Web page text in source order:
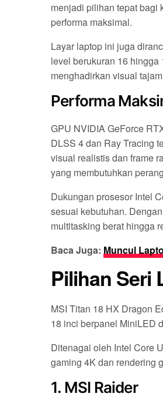
menjadi pilihan tepat bagi
performa maksimal.
Layar laptop ini juga
level berukuran 16
menghadirkan visual
Performa
GPU NVIDIA GeForce
DLSS 4 dan Ray Tracing
visual realistis dan frame
yang membutuhkan
Dukungan prosesor Intel
sesuai kebutuhan.
multitasking berat hingga
Baca Juga: Muncul
Pilihan Seri
MSI Titan 18 HX Dragon
18 inci berpanel MiniLED
Ditenagai oleh Intel Core
gaming 4K dan rendering
1. MSI Raider